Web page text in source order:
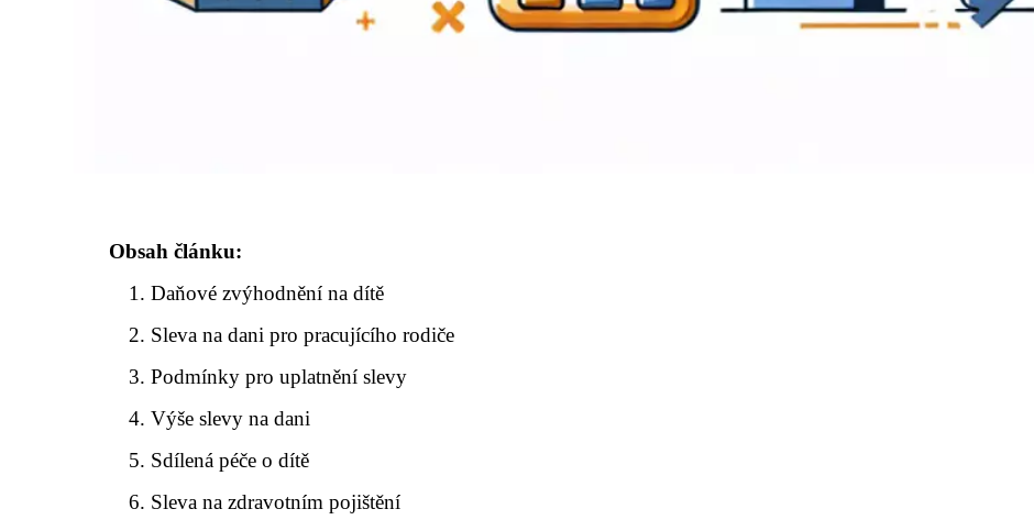
Obsah článku:
Daňové zvýhodnění na dítě
Sleva na dani pro pracujícího rodiče
Podmínky pro uplatnění slevy
Výše slevy na dani
Sdílená péče o dítě
Sleva na zdravotním pojištění